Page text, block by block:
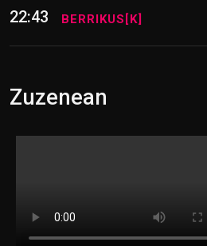
22:43 BERRIKUS[K]
Zuzenean